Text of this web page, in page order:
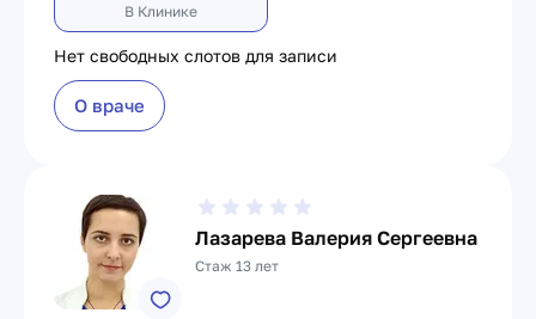
В Клинике
Нет свободных слотов для записи
О враче
Лазарева Валерия Сергеевна
Стаж 13 лет